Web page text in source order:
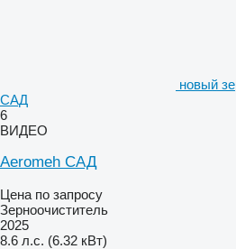
новый
САД
6
ВИДЕО
Aeromeh САД
Цена по запросу
Зерноочиститель
2025
8.6 л.с. (6.32 кВт)